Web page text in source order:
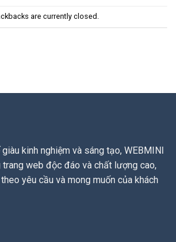
are currently closed.
kinh nghiệm và sáng tạo, WEBMINI
web độc đáo và chất lượng cao,
yêu cầu và mong muốn của khách